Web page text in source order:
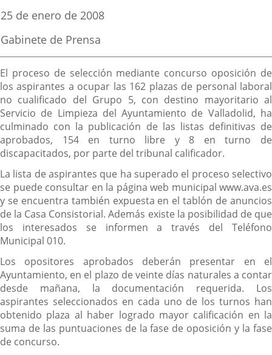
externa.externa.
Fecha
la
noticia
25 de enero de 2008
Fuente
la
noticia
Gabinete de Prensa
Descripción
El proceso de selección mediante concurso oposición de
los aspirantes a ocupar las 162 plazas de personal laboral
no cualificado del Grupo 5, con destino mayoritario al
Servicio de Limpieza del Ayuntamiento de Valladolid, ha
culminado con la publicación de las listas definitivas de
aprobados, 154 en turno libre y 8 en turno de
discapacitados, por parte del tribunal calificador.
La lista de aspirantes que ha superado el proceso selectivo
se puede consultar en la página web municipal www.ava.es
y se encuentra también expuesta en el tablón de anuncios
de la Casa Consistorial. Además existe la posibilidad de que
los interesados se informen a través del Teléfono
Municipal 010.
Los opositores aprobados deberán presentar en el
Ayuntamiento, en el plazo de veinte días naturales a contar
desde mañana, la documentación requerida. Los
aspirantes seleccionados en cada uno de los turnos han
obtenido plaza al haber logrado mayor calificación en la
suma de las puntuaciones de la fase de oposición y la fase
de concurso.